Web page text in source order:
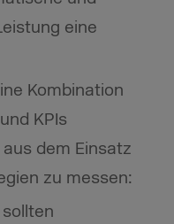
eine
Kombination
KPIs
dem Einsatz
zu messen:
sollten